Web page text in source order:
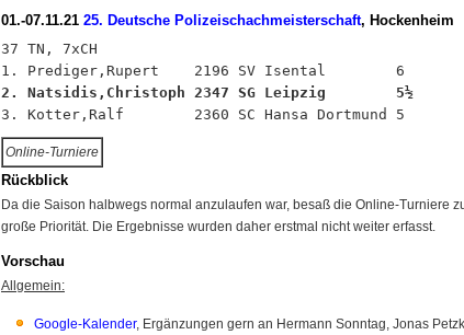
01.-07.11.21 25. Deutsche Polizeischachmeisterschaft, Hockenheim
37 TN, 7xCH
2. Natsidis,Christoph 2347 SG Leipzig        5½
Online-Turniere
Rückblick
Da die Saison halbwegs normal anzulaufen war, besaß die Online-Turniere
große Priorität. Die Ergebnisse wurden daher erstmal nicht weiter erfasst.
Vorschau
Allgemein:
Google-Kalender, Ergänzungen gern an Hermann Sonntag, Jonas